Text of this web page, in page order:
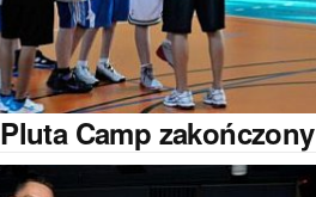
Pluta Camp zakończony